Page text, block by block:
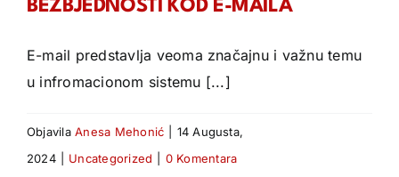
BEZBJEDNOSTI KOD E-MAILA
E-mail predstavlja veoma značajnu i važnu temu
u infromacionom sistemu [...]
ObjavilaAnesa Mehonić
14 Augusta,
2024
Uncategorized
0 Komentara